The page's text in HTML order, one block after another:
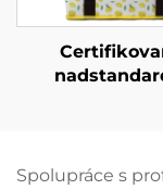
řešení pro
Spolupráce s